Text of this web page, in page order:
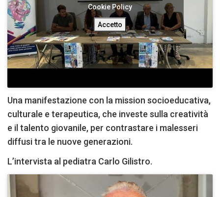
Cookie Policy
Accetto
Una manifestazione con la mission socioeducativa,
culturale e terapeutica, che investe sulla creatività
e il talento giovanile, per contrastare i malesseri
diffusi tra le nuove generazioni.
L’intervista al pediatra Carlo Gilistro.